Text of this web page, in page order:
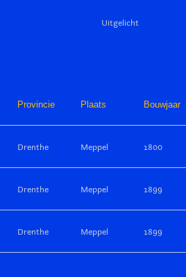
Uitgelicht
Provincie Plaats Bouwjaar
Drenthe Meppel 1800
Drenthe Meppel 1899
Drenthe Meppel 1899